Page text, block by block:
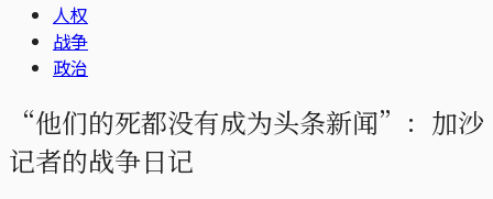
人权
战争
政治
“他们的死都没有成为头条新闻”：加沙
记者的战争日记